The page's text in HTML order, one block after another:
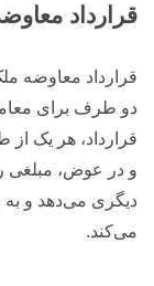
قرارداد
قرارداد معاوضه
دو طرف برای
قرارداد، هر یک
و در عوض، مبلغی
دیگری می‌دهد و به
می‌کند.